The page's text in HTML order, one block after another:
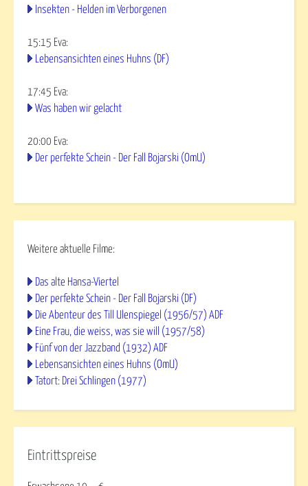
Insekten - Helden im Verborgenen
15:15 Eva:
Lebensansichten eines Huhns (DF)
17:45 Eva:
Was haben wir gelacht
20:00 Eva:
Der perfekte Schein - Der Fall Bojarski (OmU)
Weitere aktuelle Filme:
Das alte Hansa-Viertel
Der perfekte Schein - Der Fall Bojarski (DF)
Die Abenteur des Till Ulenspiegel (1956/57) ADF
Eine Frau, die weiss, was sie will (1957/58)
Fünf von der Jazzband (1932) ADF
Lebensansichten eines Huhns (OmU)
Tatort: Drei Schlingen (1977)
Eintrittspreise